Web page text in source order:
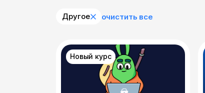
Другое очистить все
Новый курс